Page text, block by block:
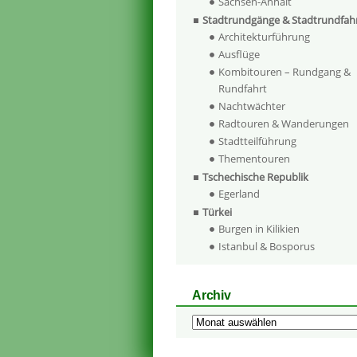
Stadtrundgänge &
Architekturführung
Ausflüge
Kombitouren – Rundgang &
Rundfahrt
Nachtwächter
Radtouren & Wanderungen
Stadtteilführung
Thementouren
Tschechische Republik
Egerland
Türkei
Burgen in Kilikien
Istanbul & Bosporus
Archiv
Archiv